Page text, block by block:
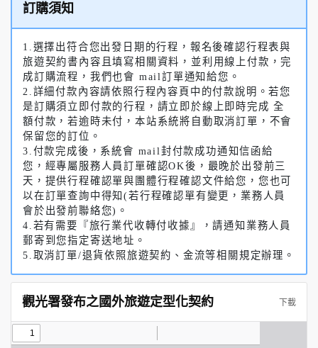
訂購須知
1.選擇出符合您出發日期的行程，報名後確認行程表與
旅遊契約書內容且填寫相關資料，並利用線上付款，完
成訂購流程，我們也會 mail訂單通知給您。
2.詳細付款內容請依照行程內容頁中的付款說明。若您
是訂購須立即付款的行程，請立即於線上即時完成 全
額付款，若逾時未付，本站系統將自動取消訂單，不會
保留您的訂位。
3.付款完成後，系統會 mail封付款成功通知信函給
您，經專屬服務人員訂單確認OK後，最晚於出發前三
天，提供行程確認單與團體行程確認文件給您，您也可
以在訂單查詢中得知(若行程確認單有變更，業務人員
會於出發前聯絡您)。
4.若有需要『旅行業代收轉付收據』，請通知業務人員
郵寄到您指定寄送地址。
5.取消訂單/退貨依照旅遊契約、金流等相關規定辦理。
觀光署發布之國外旅遊定型化契約 下載